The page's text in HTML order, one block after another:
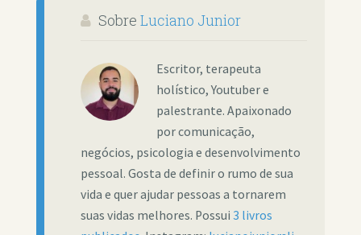
Sobre Luciano Junior
Escritor, terapeuta
holístico, Youtuber e
palestrante. Apaixonado
por comunicação,
negócios, psicologia e desenvolvimento
pessoal. Gosta de definir o rumo de sua
vida e quer ajudar pessoas a tornarem
suas vidas melhores. Possui 3 livros